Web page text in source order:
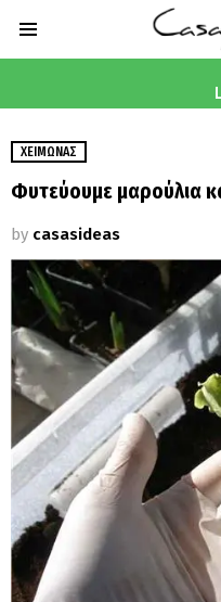
ΧΕΙΜΏΝΑΣ
Φυτεύουμε μαρούλια
by casasideas